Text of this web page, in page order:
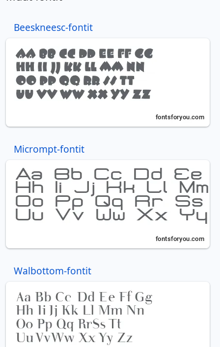
Beeskneesc-fontit
Micrompt-fontit
Walbottom-fontit